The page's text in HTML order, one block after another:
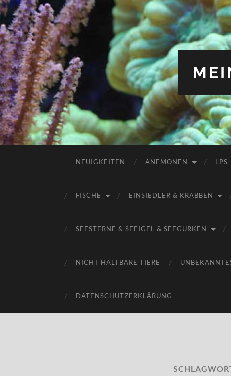
NEUIGKEITEN ANEMONEN
FISCHE EINSIEDLER & KRABBEN
SEESTERNE & SEEIGEL & SEEGURKEN
NICHT HALTBARE TIERE
DATENSCHUTZERKLÄRUNG